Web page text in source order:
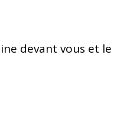
devant vous et le